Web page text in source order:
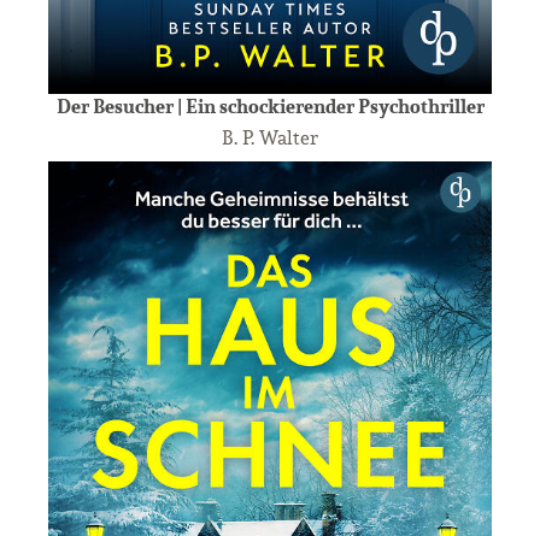
Der Besucher | Ein schockierender Psychothriller
B. P. Walter